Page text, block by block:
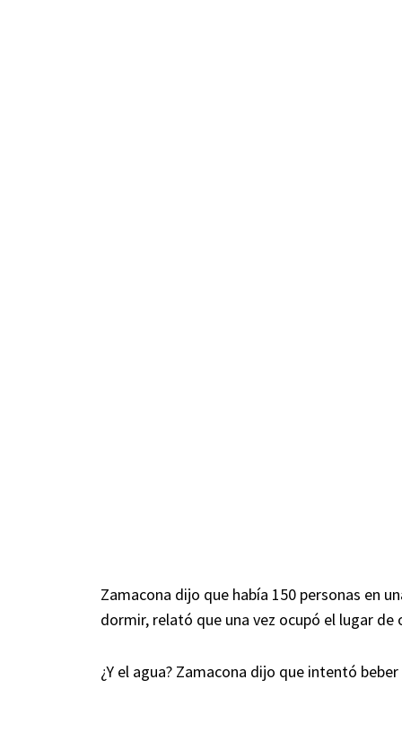
Zamacona dijo que había 150 personas en
dormir, relató que una vez ocupó el lugar
¿Y el agua? Zamacona dijo que intentó